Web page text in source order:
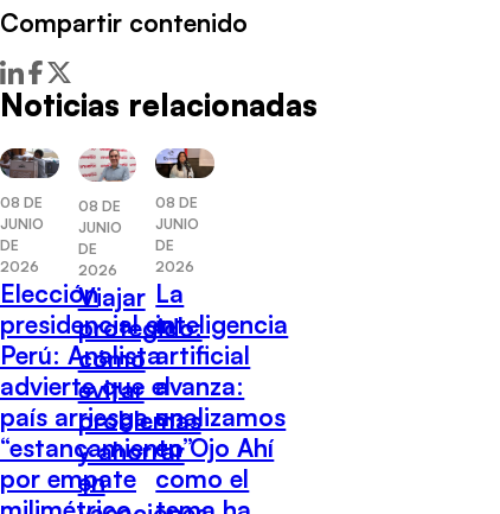
Compartir contenido
Noticias relacionadas
08 DE
JUNIO
DE
2026
Elección
presidencial en
Perú: Analista
advierte que el
país arriesga un
“estancamiento”
por empate
08 DE
JUNIO
DE
2026
Viajar
protegido:
cómo
evitar
problemas
y ahorrar
en
08 DE
JUNIO
DE
2026
La
inteligencia
artificial
avanza:
analizamos
en Ojo Ahí
como el